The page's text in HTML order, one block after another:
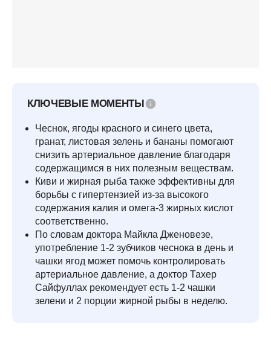
КЛЮЧЕВЫЕ МОМЕНТЫ
Чеснок, ягоды красного и синего цвета,
гранат, листовая зелень и бананы помогают
снизить артериальное давление благодаря
содержащимся в них полезным веществам.
Киви и жирная рыба также эффективны для
борьбы с гипертензией из-за высокого
содержания калия и омега-3 жирных кислот
соответственно.
По словам доктора Майкла Дженовезе,
употребление 1-2 зубчиков чеснока в день и
чашки ягод может помочь контролировать
артериальное давление, а доктор Тахер
Сайфуллах рекомендует есть 1-2 чашки
зелени и 2 порции жирной рыбы в неделю.